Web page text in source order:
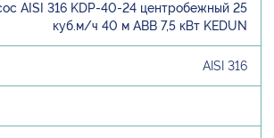
AISI 316 KDP-40-24 центробежный 25
куб.м/ч 40 м ABB 7,5 кВт KEDUN
AISI 316